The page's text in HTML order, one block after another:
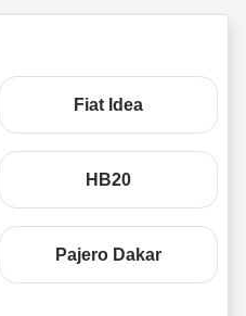
Fiat Idea
HB20
Pajero Dakar